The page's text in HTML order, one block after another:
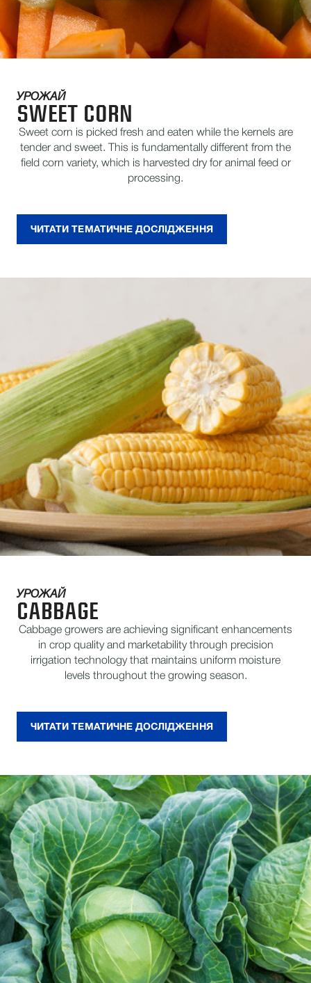
УРОЖАЙ
SWEET CORN
Sweet corn is picked fresh and eaten while the kernels are
tender and sweet. This is fundamentally different from the
field corn variety, which is harvested dry for animal feed or
processing.
ЧИТАТИ ТЕМАТИЧНЕ ДОСЛІДЖЕННЯ
УРОЖАЙ
CABBAGE
Cabbage growers are achieving significant enhancements
in crop quality and marketability through precision
irrigation technology that maintains uniform moisture
levels throughout the growing season.
ЧИТАТИ ТЕМАТИЧНЕ ДОСЛІДЖЕННЯ